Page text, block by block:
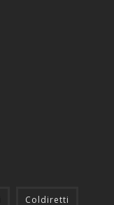
Coldiretti